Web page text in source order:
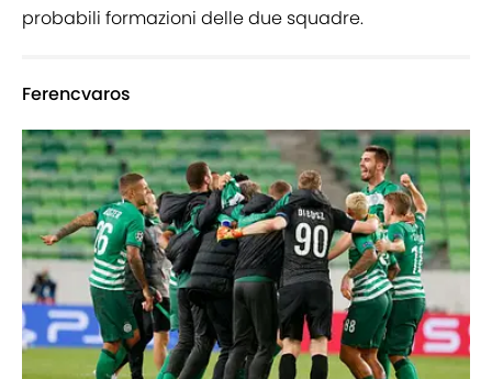
probabili formazioni delle due squadre.
Ferencvaros